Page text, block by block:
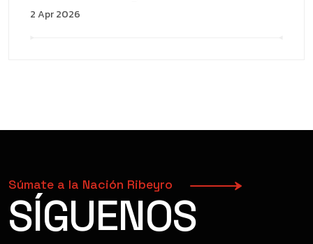
2 Apr 2026
Súmate a la Nación Ribeyro
SÍGUENOS